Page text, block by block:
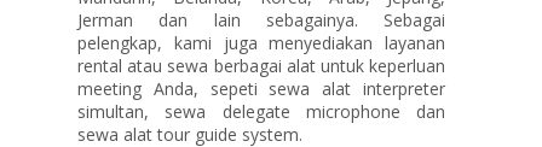
Jerman dan lain sebagainya. Sebagai
pelengkap, kami juga menyediakan layanan
rental atau sewa berbagai alat untuk keperluan
meeting Anda, sepeti sewa alat interpreter
simultan, sewa delegate microphone dan
sewa alat tour guide system.